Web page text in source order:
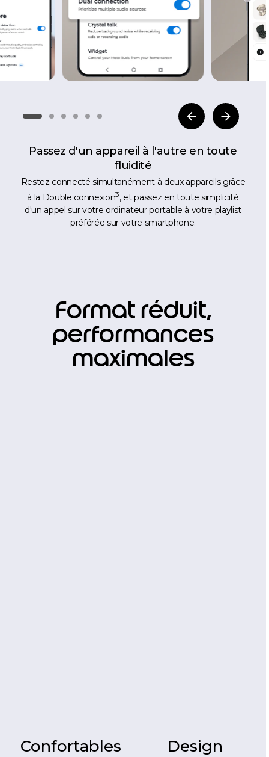
Passez d'un appareil à l'autre en toute
fluidité
Restez connecté simultanément à deux appareils grâce
à la Double connexion3, et passez en toute simplicité
d'un appel sur votre ordinateur portable à votre playlist
préférée sur votre smartphone.
Format réduit,
performances
maximales
Confortables
Design